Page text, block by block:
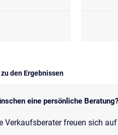
den Ergebnissen
eine persönliche Beratung?
Verkaufsberater freuen sich